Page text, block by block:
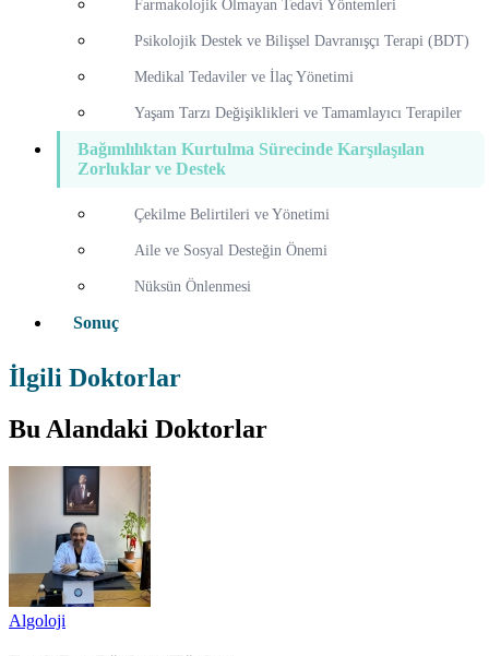
Farmakolojik Olmayan Tedavi Yöntemleri
Psikolojik Destek ve Bilişsel Davranışçı Terapi (BDT)
Medikal Tedaviler ve İlaç Yönetimi
Yaşam Tarzı Değişiklikleri ve Tamamlayıcı Terapiler
Bağımlılıktan Kurtulma Sürecinde Karşılaşılan
Zorluklar ve Destek
Çekilme Belirtileri ve Yönetimi
Aile ve Sosyal Desteğin Önemi
Nüksün Önlenmesi
Sonuç
İlgili Doktorlar
Bu Alandaki Doktorlar
Algoloji